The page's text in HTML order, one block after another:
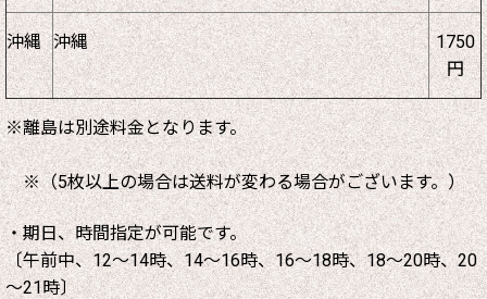
沖縄 沖縄
1750
円
※離島は別途料金となります。
※（5枚以上の場合は送料が変わる場合がございます。）
・期日、時間指定が可能です。
〔午前中、12～14時、14～16時、16～18時、18～20時、20
～21時〕